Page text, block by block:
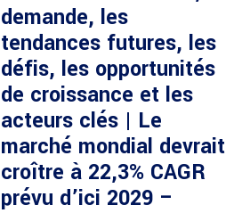
demande, les
tendances futures, les
défis, les opportunités
de croissance et les
acteurs clés | Le
marché mondial devrait
croître à 22,3% CAGR
prévu d’ici 2029 –